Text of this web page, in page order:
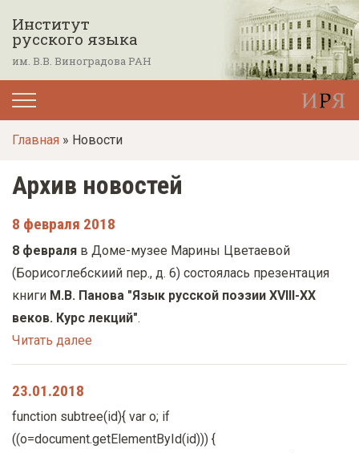
е
т
Институт
русского языка
им. В.В. Виноградова РАН
Главная » Новости
Архив новостей
8 февраля 2018
8 февраля в Доме-музее Марины Цветаевой
(Борисоглебскиий пер., д. 6) состоялась презентация
книги М.В. Панова "Язык русской поэзии XVIII-XX
веков. Курс лекций".
Читать далее
23.01.2018
function subtree(id){ var o; if
((o=document.getElementById(id))) {